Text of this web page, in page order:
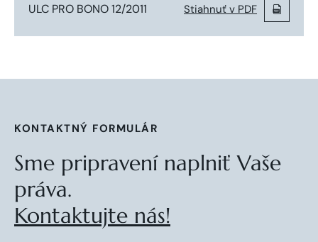
ULC PRO BONO 12/2011 Stiahnuť v PDF
KONTAKTNÝ FORMULÁR
Sme pripravení naplniť Vaše
práva.
Kontaktujte nás!